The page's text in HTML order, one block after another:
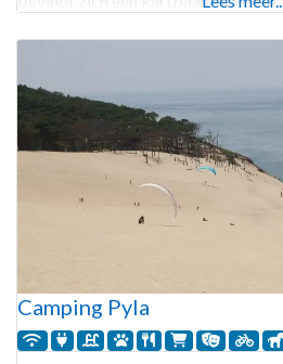
Camping Pyla